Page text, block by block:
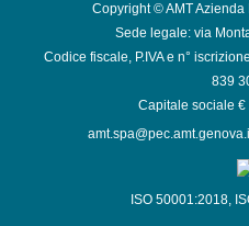
Copyright © AMT
Sede legale: via
Codice fiscale, P.IVA e n°
839
Capitale sociale €
ISO 50001:2018,